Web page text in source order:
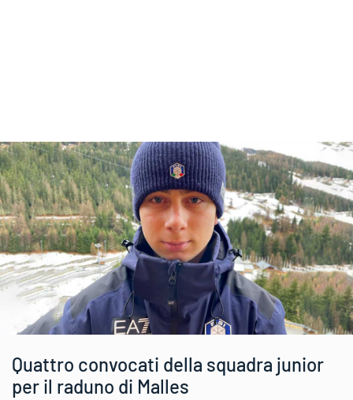
Quattro convocati della squadra junior
per il raduno di Malles